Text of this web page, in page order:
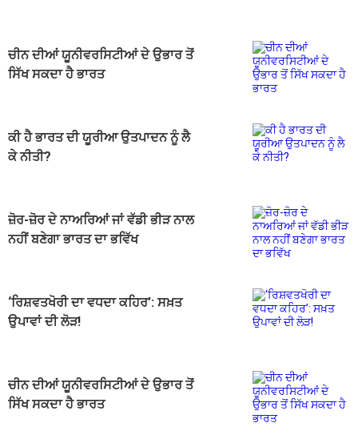
ਚੀਨ ਦੀਆਂ ਯੂਨੀਵਰਸਿਟੀਆਂ ਦੇ ਉਭਾਰ ਤੋਂ
ਸਿੱਖ ਸਕਦਾ ਹੈ ਭਾਰਤ
ਕੀ ਹੈ ਭਾਰਤ ਦੀ ਯੂਰੀਆ ਉਤਪਾਦਨ ਨੂੰ ਲੈ
ਕੇ ਨੀਤੀ?
ਜ਼ੋਰ-ਜ਼ੋਰ ਦੇ ਨਾਅਰਿਆਂ ਜਾਂ ਵੱਡੀ ਭੀੜ ਨਾਲ
ਨਹੀਂ ਬਣੇਗਾ ਭਾਰਤ ਦਾ ਭਵਿੱਖ
‘ਰਿਸ਼ਵਤਖੋਰੀ ਦਾ ਵਧਦਾ ਕਹਿਰ’: ਸਖ਼ਤ
ਉਪਾਵਾਂ ਦੀ ਲੋੜ!
ਚੀਨ ਦੀਆਂ ਯੂਨੀਵਰਸਿਟੀਆਂ ਦੇ ਉਭਾਰ ਤੋਂ
ਸਿੱਖ ਸਕਦਾ ਹੈ ਭਾਰਤ